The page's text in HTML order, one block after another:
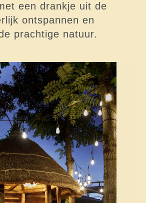
een drankje uit de
ontspannen en
prachtige natuur.